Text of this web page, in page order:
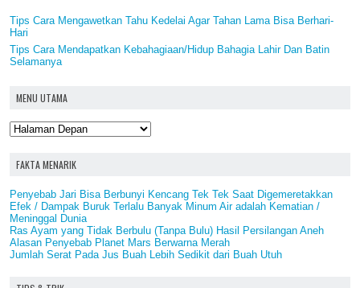
Tips Cara Mengawetkan Tahu Kedelai Agar Tahan Lama Bisa Berhari-
Hari
Tips Cara Mendapatkan Kebahagiaan/Hidup Bahagia Lahir Dan Batin
Selamanya
MENU UTAMA
FAKTA MENARIK
Penyebab Jari Bisa Berbunyi Kencang Tek Tek Saat Digemeretakkan
Efek / Dampak Buruk Terlalu Banyak Minum Air adalah Kematian /
Meninggal Dunia
Ras Ayam yang Tidak Berbulu (Tanpa Bulu) Hasil Persilangan Aneh
Alasan Penyebab Planet Mars Berwarna Merah
Jumlah Serat Pada Jus Buah Lebih Sedikit dari Buah Utuh